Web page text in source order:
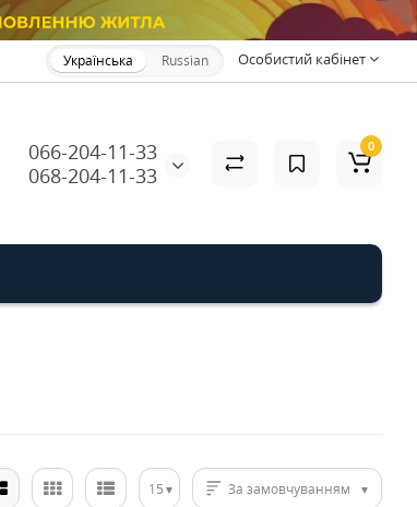
Особистий кабінет
Українська Russian
066-204-11-33
068-204-11-33
0
15 За замовчуванням